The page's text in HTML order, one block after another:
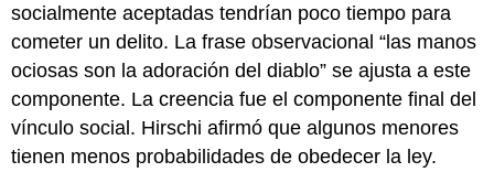
socialmente aceptadas tendrían poco tiempo para
cometer un delito. La frase observacional “las manos
ociosas son la adoración del diablo” se ajusta a este
componente. La creencia fue el componente final del
vínculo social. Hirschi afirmó que algunos menores
tienen menos probabilidades de obedecer la ley.